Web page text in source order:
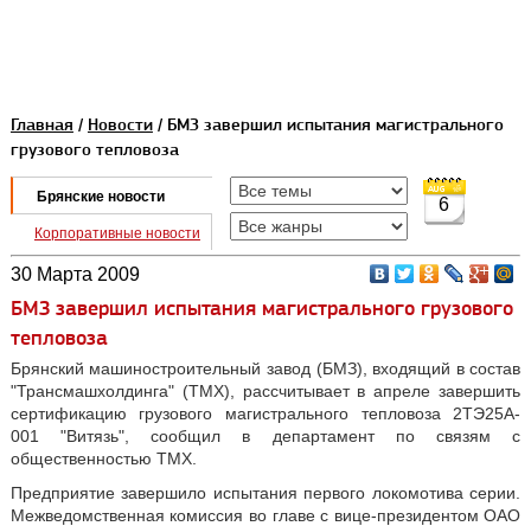
Главная / Новости/ БМЗ завершил испытания магистрального
грузового тепловоза
Брянские новости
Корпоративные новости
6
30 Марта 2009
БМЗ завершил испытания магистрального грузового
тепловоза
Брянский машиностроительный завод (БМЗ), входящий в состав
"Трансмашхолдинга" (ТМХ), рассчитывает в апреле завершить
сертификацию грузового магистрального тепловоза 2ТЭ25А-
001 "Витязь", сообщил в департамент по связям с
общественностью ТМХ.
Предприятие завершило испытания первого локомотива серии.
Межведомственная комиссия во главе с вице-президентом ОАО